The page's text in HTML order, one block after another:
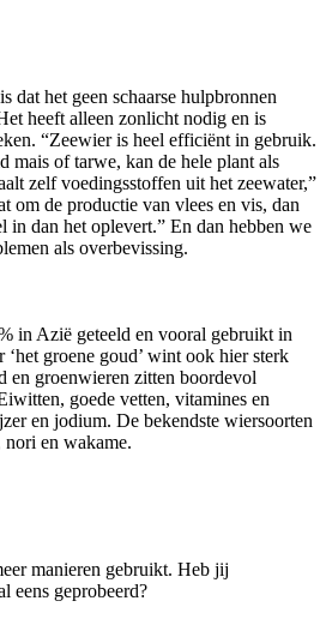
dat het geen schaarse hulpbronnen
heeft alleen zonlicht nodig en is
“Zeewier is heel efficiënt in gebruik.
mais of tarwe, kan de hele plant als
zelf voedingsstoffen uit het zeewater,”
om de productie van vlees en vis, dan
in dan het oplevert.” En dan hebben we
als overbevissing.
in Azië geteeld en vooral gebruikt in
groene goud’ wint ook hier sterk
en groenwieren zitten boordevol
goede vetten, vitamines en
en jodium. De bekendste wiersoorten
en wakame.
manieren gebruikt. Heb jij
eens geprobeerd?